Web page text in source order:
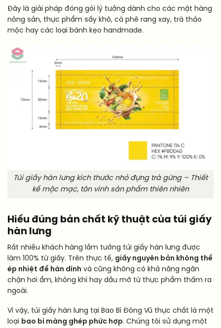
Đây là giải pháp đóng gói lý tưởng dành cho các mặt hàng
nông sản, thực phẩm sấy khô, cà phê rang xay, trà thảo
mộc hay các loại bánh kẹo handmade.
Túi giấy hàn lưng kích thước nhỏ đựng trà gừng – Thiết
kế mộc mạc, tôn vinh sản phẩm thiên nhiên
Hiểu đúng bản chất kỹ thuật của túi giấy
hàn lưng
Rất nhiều khách hàng lầm tưởng túi giấy hàn lưng được
làm 100% từ giấy. Trên thực tế, giấy nguyên bản không thể
ép nhiệt để hàn dính và cũng không có khả năng ngăn
chặn hơi ẩm, không khí hay dầu mỡ từ thực phẩm thấm ra
ngoài.
Vì vậy, túi giấy hàn lưng tại Bao Bì Đông Vũ thực chất là một
loại bao bì màng ghép phức hợp. Chúng tôi sử dụng một